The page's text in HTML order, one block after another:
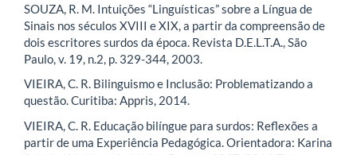
SOUZA, R. M. Intuições “Linguísticas” sobre a Língua de
Sinais nos séculos XVIII e XIX, a partir da compreensão de
dois escritores surdos da época. Revista D.E.L.T.A., São
Paulo, v. 19, n.2, p. 329-344, 2003.
VIEIRA, C. R. Bilinguismo e Inclusão: Problematizando a
questão. Curitiba: Appris, 2014.
VIEIRA, C. R. Educação bilíngue para surdos: Reflexões a
partir de uma Experiência Pedagógica. Orientadora: Karina